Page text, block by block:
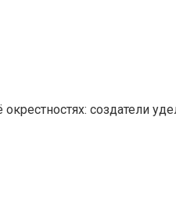
создатели